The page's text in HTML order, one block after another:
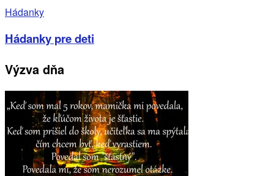
Hádanky
Hádanky pre deti
Výzva dňa